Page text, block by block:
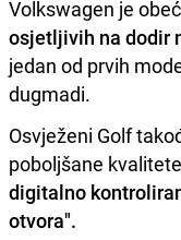
Volkswagen je
osjetljivih na dodir
jedan od prvih
dugmadi.
Osvježeni Golf
poboljšane
digitalno
otvora".